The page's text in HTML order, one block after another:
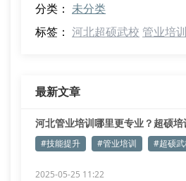
分类： 未分类
标签： 河北超硕武校 管业培训
最新文章
河北管业培训哪里更专业？超硕
#技能提升 #管业培训 #超硕武
2025-05-25 11:22